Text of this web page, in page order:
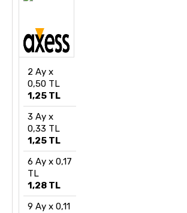
2 Ay x
0,50 TL
1,25 TL
3 Ay x
0,33 TL
1,25 TL
6 Ay x 0,17
TL
1,28 TL
9 Ay x 0,11